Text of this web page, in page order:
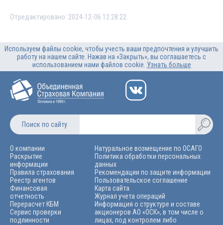
Отредактировано: 2024-12-06 12:28:22
Используем файлы cookie, чтобы учесть ваши предпочтения и улучшить
работу на нашем сайте. Нажав на «Закрыть», вы соглашаетесь с
использованием нами файлов cookie. Узнать больше
Поиск по сайту
О компании
Раскрытие
информации
Правила страхования
Реестр агентов
Финансовая
отчетность
Перерасчет КБМ
Сервис проверки
подлинности
Натуральное возмещение по ОСАГО
Политика обработки персональных
данных
Рекомендации по защите информации
Пользовательское соглашение
Карта сайта
Журнал учета операций
Информация о структуре и составе
акционеров АО «ОСК», в том числе о
лицах, под контролем либо